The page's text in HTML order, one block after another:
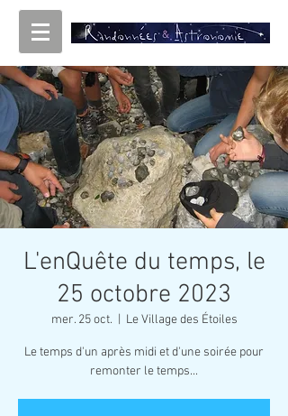
L'enQuête du temps, le
25 octobre 2023
mer. 25 oct. Le Village des Étoiles
Le temps d'un après midi et d'une soirée pour
remonter le temps...